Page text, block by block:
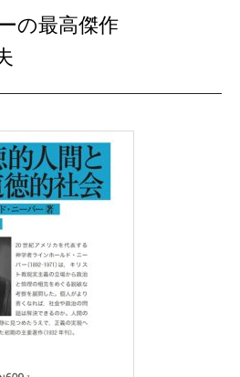
の最高傑作